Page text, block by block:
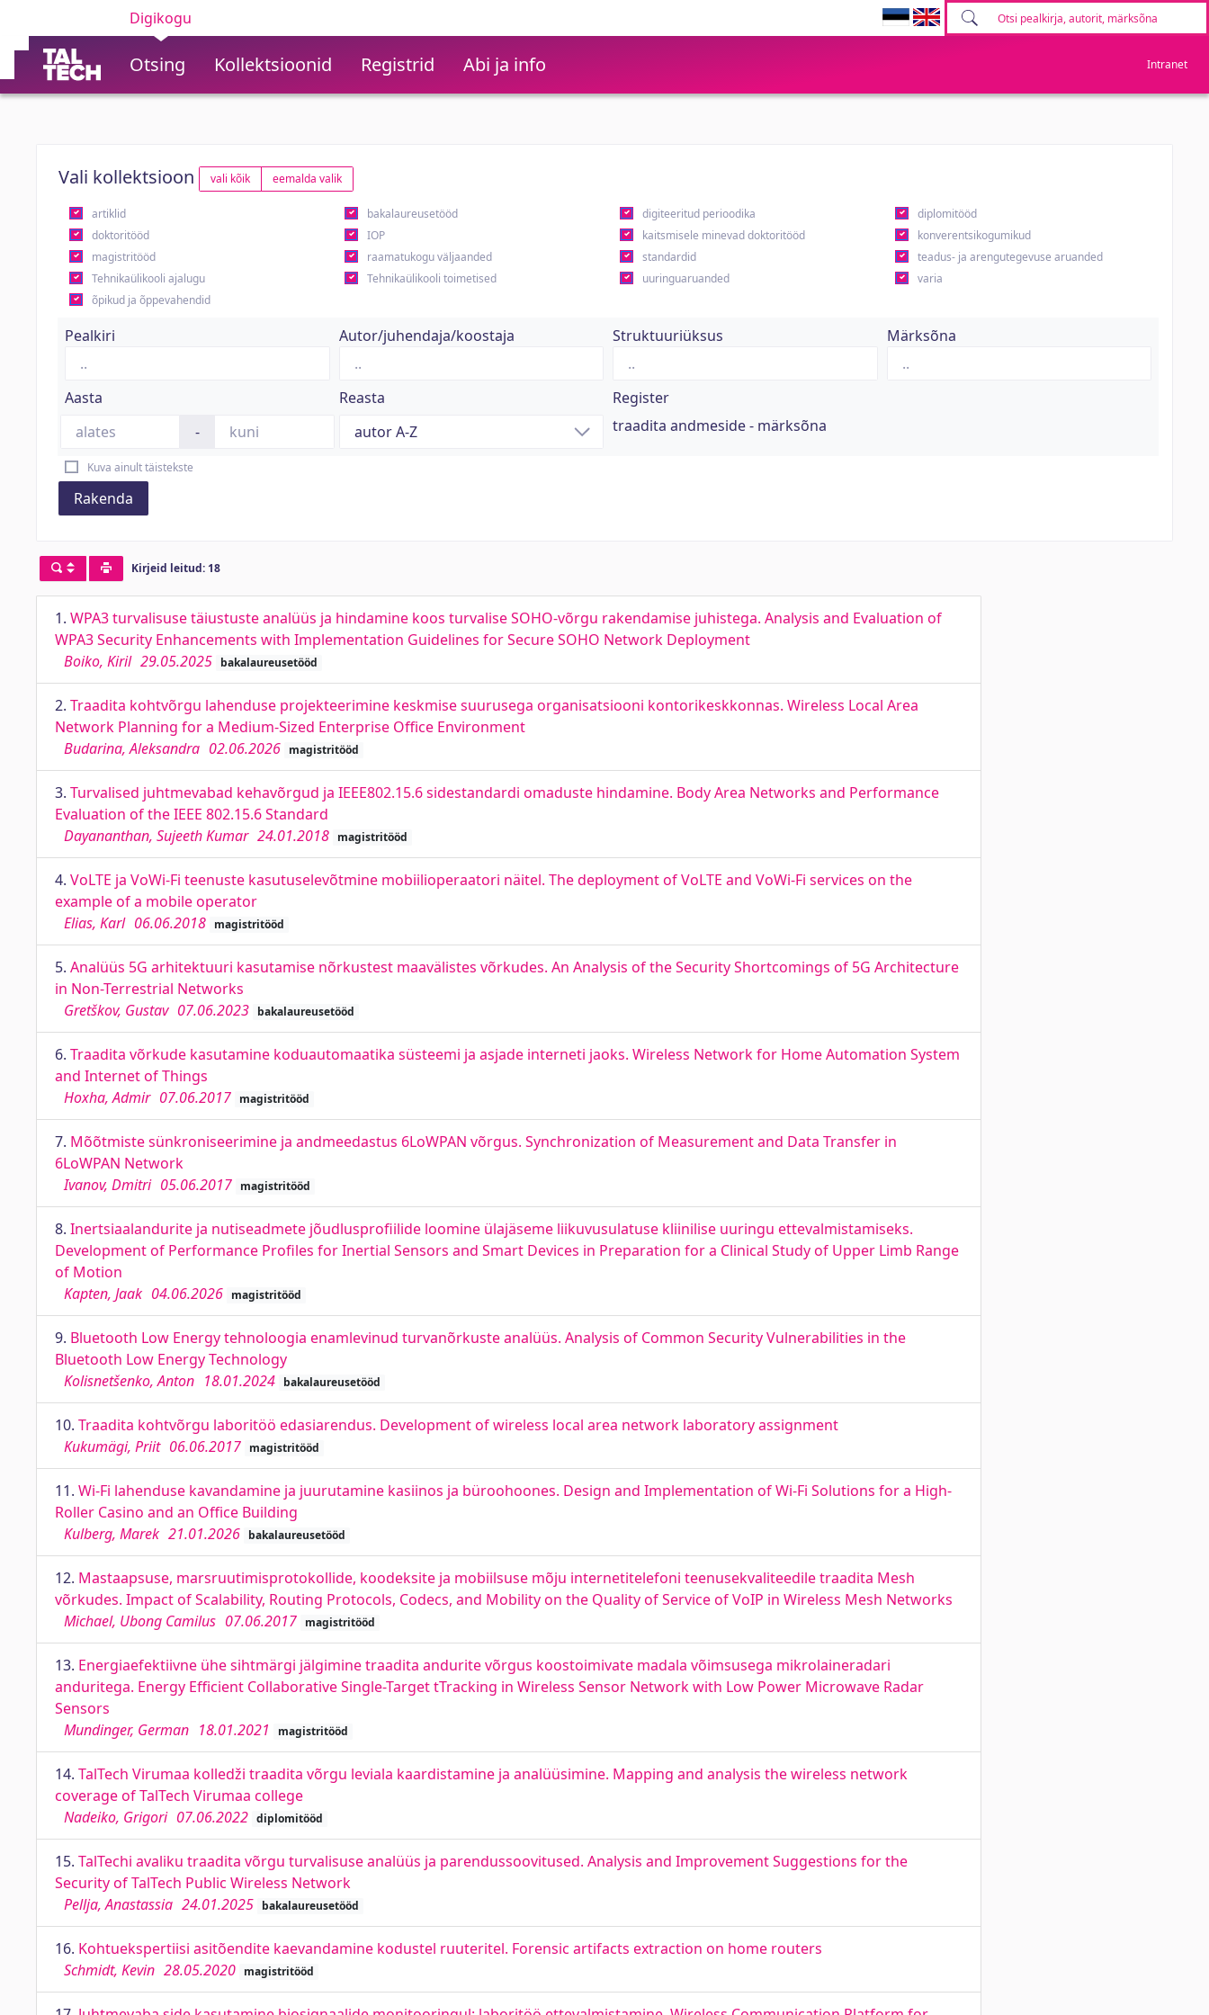
Digikogu
Otsing Kollektsioonid Registrid Abi ja info Intranet
Vali kollektsioon vali kõik eemalda valik
artiklid bakalaureusetööd digiteeritud perioodika
diplomitööd
doktoritööd
IOP kaitsmisele minevad doktoritööd
konverentsikogumikud
magistritööd
raamatukogu väljaanded standardid
teadus- ja arengutegevuse aruanded
Tehnikaülikooli ajalugu
Tehnikaülikooli toimetised uuringuaruanded
varia
õpikud ja õppevahendid
Pealkiri Autor/juhendaja/koostaja Struktuuriüksus Märksõna
Aasta
-
Reasta
Register
traadita andmeside - märksõna
Kuva ainult täistekste
Rakenda
Kirjeid leitud: 18
1. WPA3 turvalisuse täiustuste analüüs ja hindamine koos turvalise SOHO-võrgu rakendamise juhistega. Analysis and Evaluation of
WPA3 Security Enhancements with Implementation Guidelines for Secure SOHO Network Deployment
Boiko, Kiril 29.05.2025 bakalaureusetööd
2. Traadita kohtvõrgu lahenduse projekteerimine keskmise suurusega organisatsiooni kontorikeskkonnas. Wireless Local Area
Network Planning for a Medium-Sized Enterprise Office Environment
Budarina, Aleksandra 02.06.2026 magistritööd
3. Turvalised juhtmevabad kehavõrgud ja IEEE802.15.6 sidestandardi omaduste hindamine. Body Area Networks and Performance
Evaluation of the IEEE 802.15.6 Standard
Dayananthan, Sujeeth Kumar 24.01.2018 magistritööd
4. VoLTE ja VoWi-Fi teenuste kasutuselevõtmine mobiilioperaatori näitel. The deployment of VoLTE and VoWi-Fi services on the
example of a mobile operator
Elias, Karl 06.06.2018 magistritööd
5. Analüüs 5G arhitektuuri kasutamise nõrkustest maavälistes võrkudes. An Analysis of the Security Shortcomings of 5G Architecture
in Non-Terrestrial Networks
Gretškov, Gustav 07.06.2023 bakalaureusetööd
6. Traadita võrkude kasutamine koduautomaatika süsteemi ja asjade interneti jaoks. Wireless Network for Home Automation System
and Internet of Things
Hoxha, Admir 07.06.2017 magistritööd
7. Mõõtmiste sünkroniseerimine ja andmeedastus 6LoWPAN võrgus. Synchronization of Measurement and Data Transfer in
6LoWPAN Network
Ivanov, Dmitri 05.06.2017 magistritööd
8. Inertsiaalandurite ja nutiseadmete jõudlusprofiilide loomine ülajäseme liikuvusulatuse kliinilise uuringu ettevalmistamiseks.
Development of Performance Profiles for Inertial Sensors and Smart Devices in Preparation for a Clinical Study of Upper Limb Range
of Motion
Kapten, Jaak 04.06.2026 magistritööd
9. Bluetooth Low Energy tehnoloogia enamlevinud turvanõrkuste analüüs. Analysis of Common Security Vulnerabilities in the
Bluetooth Low Energy Technology
Kolisnetšenko, Anton 18.01.2024 bakalaureusetööd
10. Traadita kohtvõrgu laboritöö edasiarendus. Development of wireless local area network laboratory assignment
Kukumägi, Priit 06.06.2017 magistritööd
11. Wi-Fi lahenduse kavandamine ja juurutamine kasiinos ja büroohoones. Design and Implementation of Wi-Fi Solutions for a High-
Roller Casino and an Office Building
Kulberg, Marek 21.01.2026 bakalaureusetööd
12. Mastaapsuse, marsruutimisprotokollide, koodeksite ja mobiilsuse mõju internetitelefoni teenusekvaliteedile traadita Mesh
võrkudes. Impact of Scalability, Routing Protocols, Codecs, and Mobility on the Quality of Service of VoIP in Wireless Mesh Networks
Michael, Ubong Camilus 07.06.2017 magistritööd
13. Energiaefektiivne ühe sihtmärgi jälgimine traadita andurite võrgus koostoimivate madala võimsusega mikrolaineradari
anduritega. Energy Efficient Collaborative Single-Target tTracking in Wireless Sensor Network with Low Power Microwave Radar
Sensors
Mundinger, German 18.01.2021 magistritööd
14. TalTech Virumaa kolledži traadita võrgu leviala kaardistamine ja analüüsimine. Mapping and analysis the wireless network
coverage of TalTech Virumaa college
Nadeiko, Grigori 07.06.2022 diplomitööd
15. TalTechi avaliku traadita võrgu turvalisuse analüüs ja parendussoovitused. Analysis and Improvement Suggestions for the
Security of TalTech Public Wireless Network
Pellja, Anastassia 24.01.2025 bakalaureusetööd
16. Kohtuekspertiisi asitõendite kaevandamine kodustel ruuteritel. Forensic artifacts extraction on home routers
Schmidt, Kevin 28.05.2020 magistritööd